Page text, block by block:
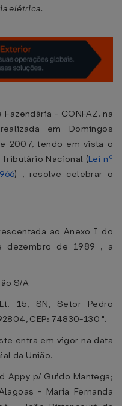
elétrica.
- CONFAZ, na
em Domingos
2007, tendo em vista o
Nacional (Lei nº
) , resolve celebrar o
ao Anexo I do
dezembro de 1989 , a
S/A
15, SN, Setor Pedro
CEP: 74830-130 ".
entra em vigor na data
da União.
Appy p/ Guido Mantega;
- Maria Fernanda